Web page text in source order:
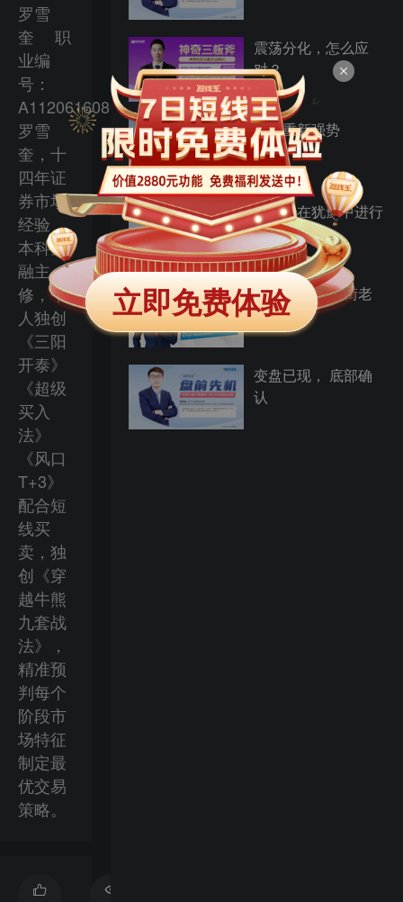
罗雪
奎
职
业编
号：
A1120616080001，
罗雪
奎，十
四年证
券市场
经验，
本科金
融主
修，个
人独创
《三阳
开泰》
《超级
买入
法》
《风口
T+3》
配合短
线买
卖，独
创《穿
越牛熊
九套战
法》，
精准预
判每个
阶段市
场特征
制定最
优交易
策略。
震荡分化，怎么应
对？
科技重新强势
反弹总在犹豫中进行
量化又成为 过街老
鼠？
变盘已现， 底部确
认
立即免费体验